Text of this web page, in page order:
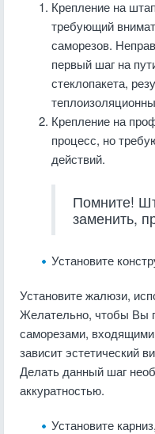
Крепление на
требующий
саморезов.
первый шаг на
стеклопакета,
Крепление на
процесс, но
действий.
Помните!
заменить,
Установите
Установите жалюзи,
Желательно, чтобы Вы
саморезами,
зависит эстетический
Делать данный шаг
аккуратностью.
Установите